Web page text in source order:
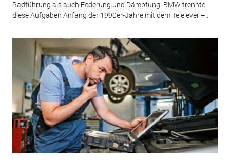
Radführung als auch Federung und Dämpfung. BMW trennte
diese Aufgaben Anfang der 1990er-Jahre mit dem Telelever –...